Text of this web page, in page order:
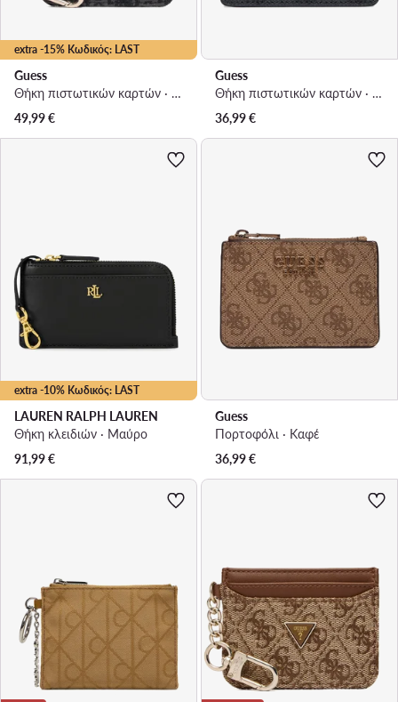
extra -15% Κωδικός: LAST
Guess
Θήκη πιστωτικών καρτών · Μαύρο
49,99€
Guess
Θήκη πιστωτικών καρτών · Γκρι
36,99€
extra -10% Κωδικός: LAST
LAUREN RALPH LAUREN
Θήκη κλειδιών · Μαύρο
91,99€
Guess
Πορτοφόλι · Καφέ
36,99€